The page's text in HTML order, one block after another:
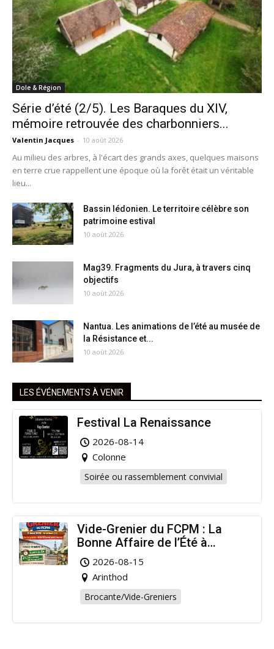
Dole & Région
Série d’été (2/5). Les Baraques du XIV,
mémoire retrouvée des charbonniers...
Valentin Jacques - 10 août 2026
Au milieu des arbres, à l'écart des grands axes, quelques maisons
en terre crue rappellent une époque où la forêt était un véritable
lieu...
Bassin lédonien. Le territoire célèbre son
patrimoine estival
10 août 2026
Mag39. Fragments du Jura, à travers cinq
objectifs
10 août 2026
Nantua. Les animations de l’été au musée de
la Résistance et...
10 août 2026
LES ÉVÉNEMENTS À VENIR
Festival La Renaissance
2026-08-14
Colonne
Soirée ou rassemblement convivial
Vide-Grenier du FCPM : La
Bonne Affaire de l’Été à
Arinthod !
2026-08-15
Arinthod
Brocante/Vide-Greniers